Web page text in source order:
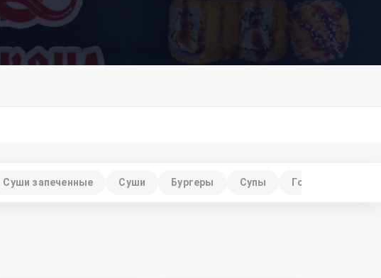
Суши запеченные Суши Бургеры Супы Горячие блюда